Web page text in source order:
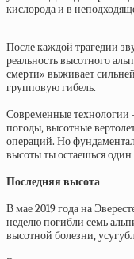
кислорода и в
После каждой трагедии
реальность высотного
смерти» выживает
групповую гибель.
Современные технологии
погоды, высотные
операций. Но
высоты ты остаешься
Последняя высота
В мае 2019 года на
неделю погибли семь
высотной болезни,